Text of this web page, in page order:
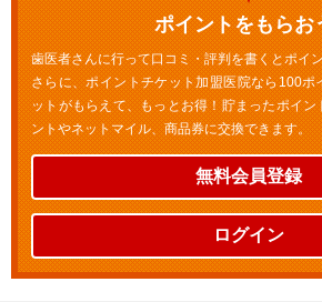
ポイントをもらお
歯医者さんに行って口コミ・評判を書くとポイ
さらに、ポイントチケット加盟医院なら100ポ
ットがもらえて、もっとお得！貯まったポイ
ントやネットマイル、商品券に交換できます。
無料会員登録
ログイン